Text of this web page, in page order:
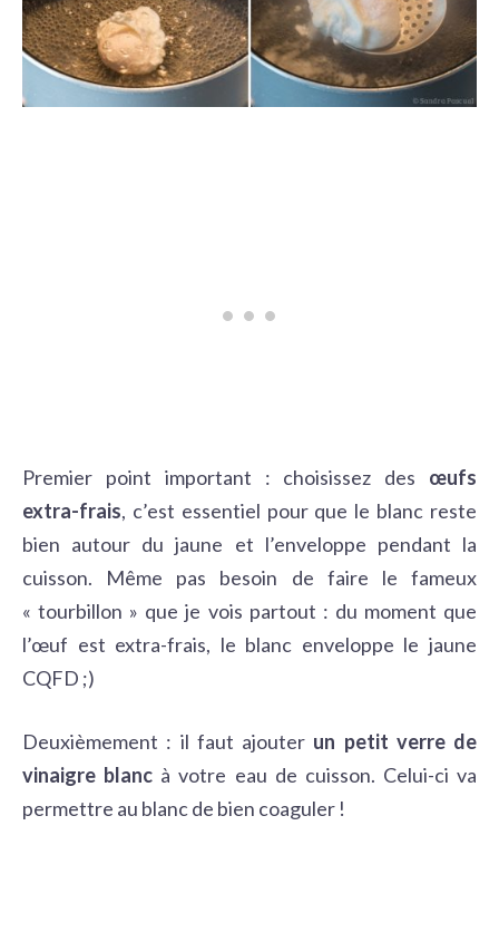
Premier point important : choisissez des œufs
extra-frais, c’est essentiel pour que le blanc reste
bien autour du jaune et l’enveloppe pendant la
cuisson. Même pas besoin de faire le fameux
« tourbillon » que je vois partout : du moment que
l’œuf est extra-frais, le blanc enveloppe le jaune
CQFD ;)
Deuxièmement : il faut ajouter un petit verre de
vinaigre blanc à votre eau de cuisson. Celui-ci va
permettre au blanc de bien coaguler !